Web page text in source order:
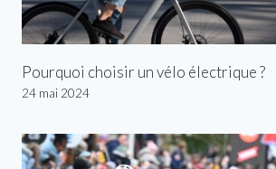
Pourquoi choisir un vélo électrique ?
24 mai 2024